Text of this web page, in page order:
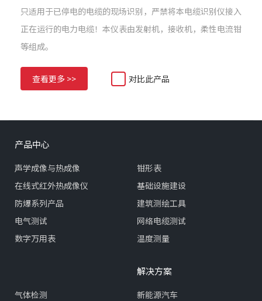
只适用于已停电的电缆的现场识别，严禁将本电缆识别仪接入
正在运行的电力电缆！本仪表由发射机，接收机，柔性电流钳
等组成。
查看更多 >> 对比此产品
产品中心
声学成像与热成像
在线式红外热成像仪
防爆系列产品
电气测试
数字万用表
钳形表
基础设施建设
建筑测绘工具
网络电缆测试
温度测量
气体检测
解决方案
新能源汽车